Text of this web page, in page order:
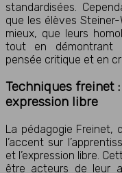
standardisées.
que les élèves
mieux, que leurs
tout en démontrant
pensée critique et en
Techniques freinet
expression libre
La pédagogie Freinet,
l’accent sur
et l’expression libre.
être acteurs de leur